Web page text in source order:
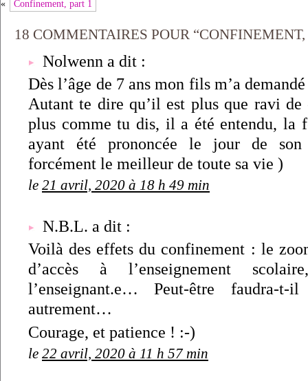
« Confinement, part 1
18 COMMENTAIRES POUR “CONFINEMENT,
Nolwenn a dit :
Dès l’âge de 7 ans mon fils m’a
Autant te dire qu’il est plus que ravi de
plus comme tu dis, il a été entendu, la
ayant été prononcée le jour de
forcément le meilleur de toute sa vie )
le 21 avril, 2020 à 18 h 49 min
N.B.L. a dit :
Voilà des effets du confinement : le
d’accès à l’enseignement
l’enseignant.e… Peut-être faudra-t-
autrement…
Courage, et patience ! :-)
le 22 avril, 2020 à 11 h 57 min